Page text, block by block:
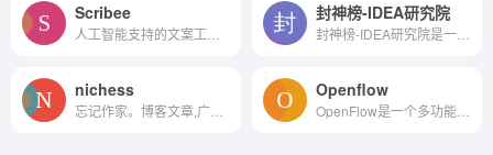
Scribee 封神榜-IDEA研究院
nichess Openflow